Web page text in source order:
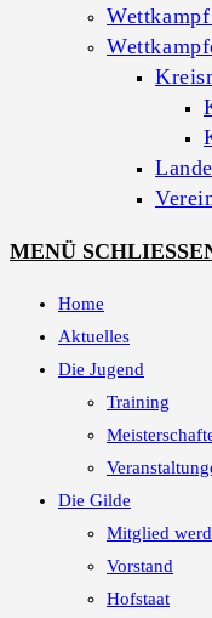
MENÜ SCHLIESSEN
Home
Aktuelles
Die Jugend
Training
Die Gilde
Mitglied
Vorstand
Hofstaat